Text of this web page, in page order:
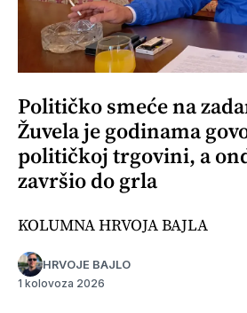
Političko smeće na
Žuvela je godinama
političkoj trgovini, a
završio do grla
KOLUMNA HRVOJA BAJLA
HRVOJE BAJLO
1 kolovoza 2026